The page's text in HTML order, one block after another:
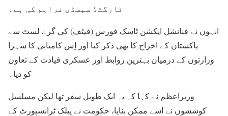
ٹارگٹڈ سبسڈی فراہم کی ہے۔
انہوں نے فنانشل ایکشن ٹاسک فورس (فیٹف) کی گرے لسٹ سے
پاکستان کے اخراج کا بھی ذکر کیا اور اِس کامیابی کا سہرا
وزارتوں کے درمیان بہترین روابط اور عسکری قیادت کے تعاون
کو دیا۔
وزیراعظم نے کہا کہ یہ ایک طویل سفر تھا لیکن مسلسل
کوششوں نے اسے ممکن بنایا، حکومت نے پبلک ٹرانسپورٹ کے